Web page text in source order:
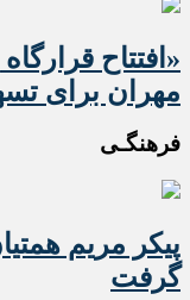
«افتتاح
مهران برای
فرهنگـی
پیکر مریم
گرفت